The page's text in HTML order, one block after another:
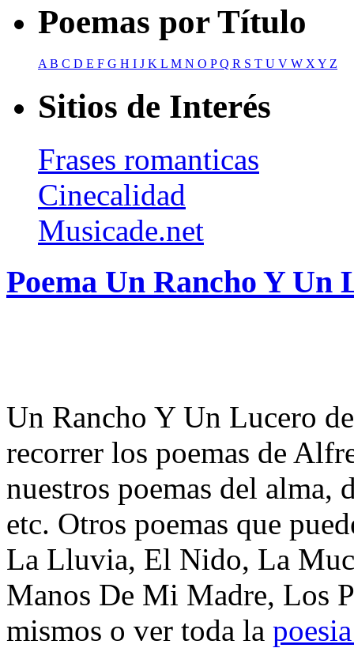
Poemas por Título
A B C D E F G H I J K L M N O PQ R S T U V W X Y Z
Sitios de Interés
Frases romanticas
Cinecalidad
Musicade.net
Poema Un Rancho Y Un
Un Rancho Y Un Lucero
recorrer los poemas de
nuestros poemas del alma,
etc. Otros poemas que
La Lluvia, El Nido, La
Manos De Mi Madre, Los
mismos o ver toda la